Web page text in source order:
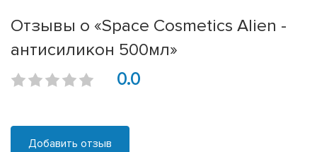
Отзывы о «Space Cosmetics Alien -
антисиликон 500мл»
0.0
Добавить отзыв